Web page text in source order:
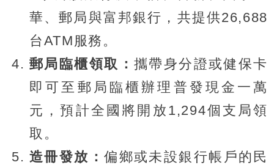
華、郵局與富邦銀行，共提供26,688
台ATM服務。
郵局臨櫃領取： 攜帶身分證或健保卡
即可至郵局臨櫃辦理普發現金一萬
元，預計全國將開放1,294個支局領
取。
造冊發放：偏鄉或未設銀行帳戶的民